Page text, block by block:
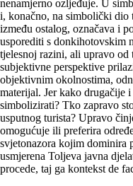
nenamjerno ozljeđuje. U
i, konačno, na simbolički
između ostalog, označava i
usporediti s donkihotovskim
tjelesnoj razini, ali upravo
subjektivne perspektive
objektivnim okolnostima,
materijal. Jer kako drugačije
simbolizirati? Tko zapravo
usputnog turista? Upravo
omogućuje ili preferira
svjetonazora kojim dominira
usmjerena Toljeva javna
procede, taj ga kontekst de